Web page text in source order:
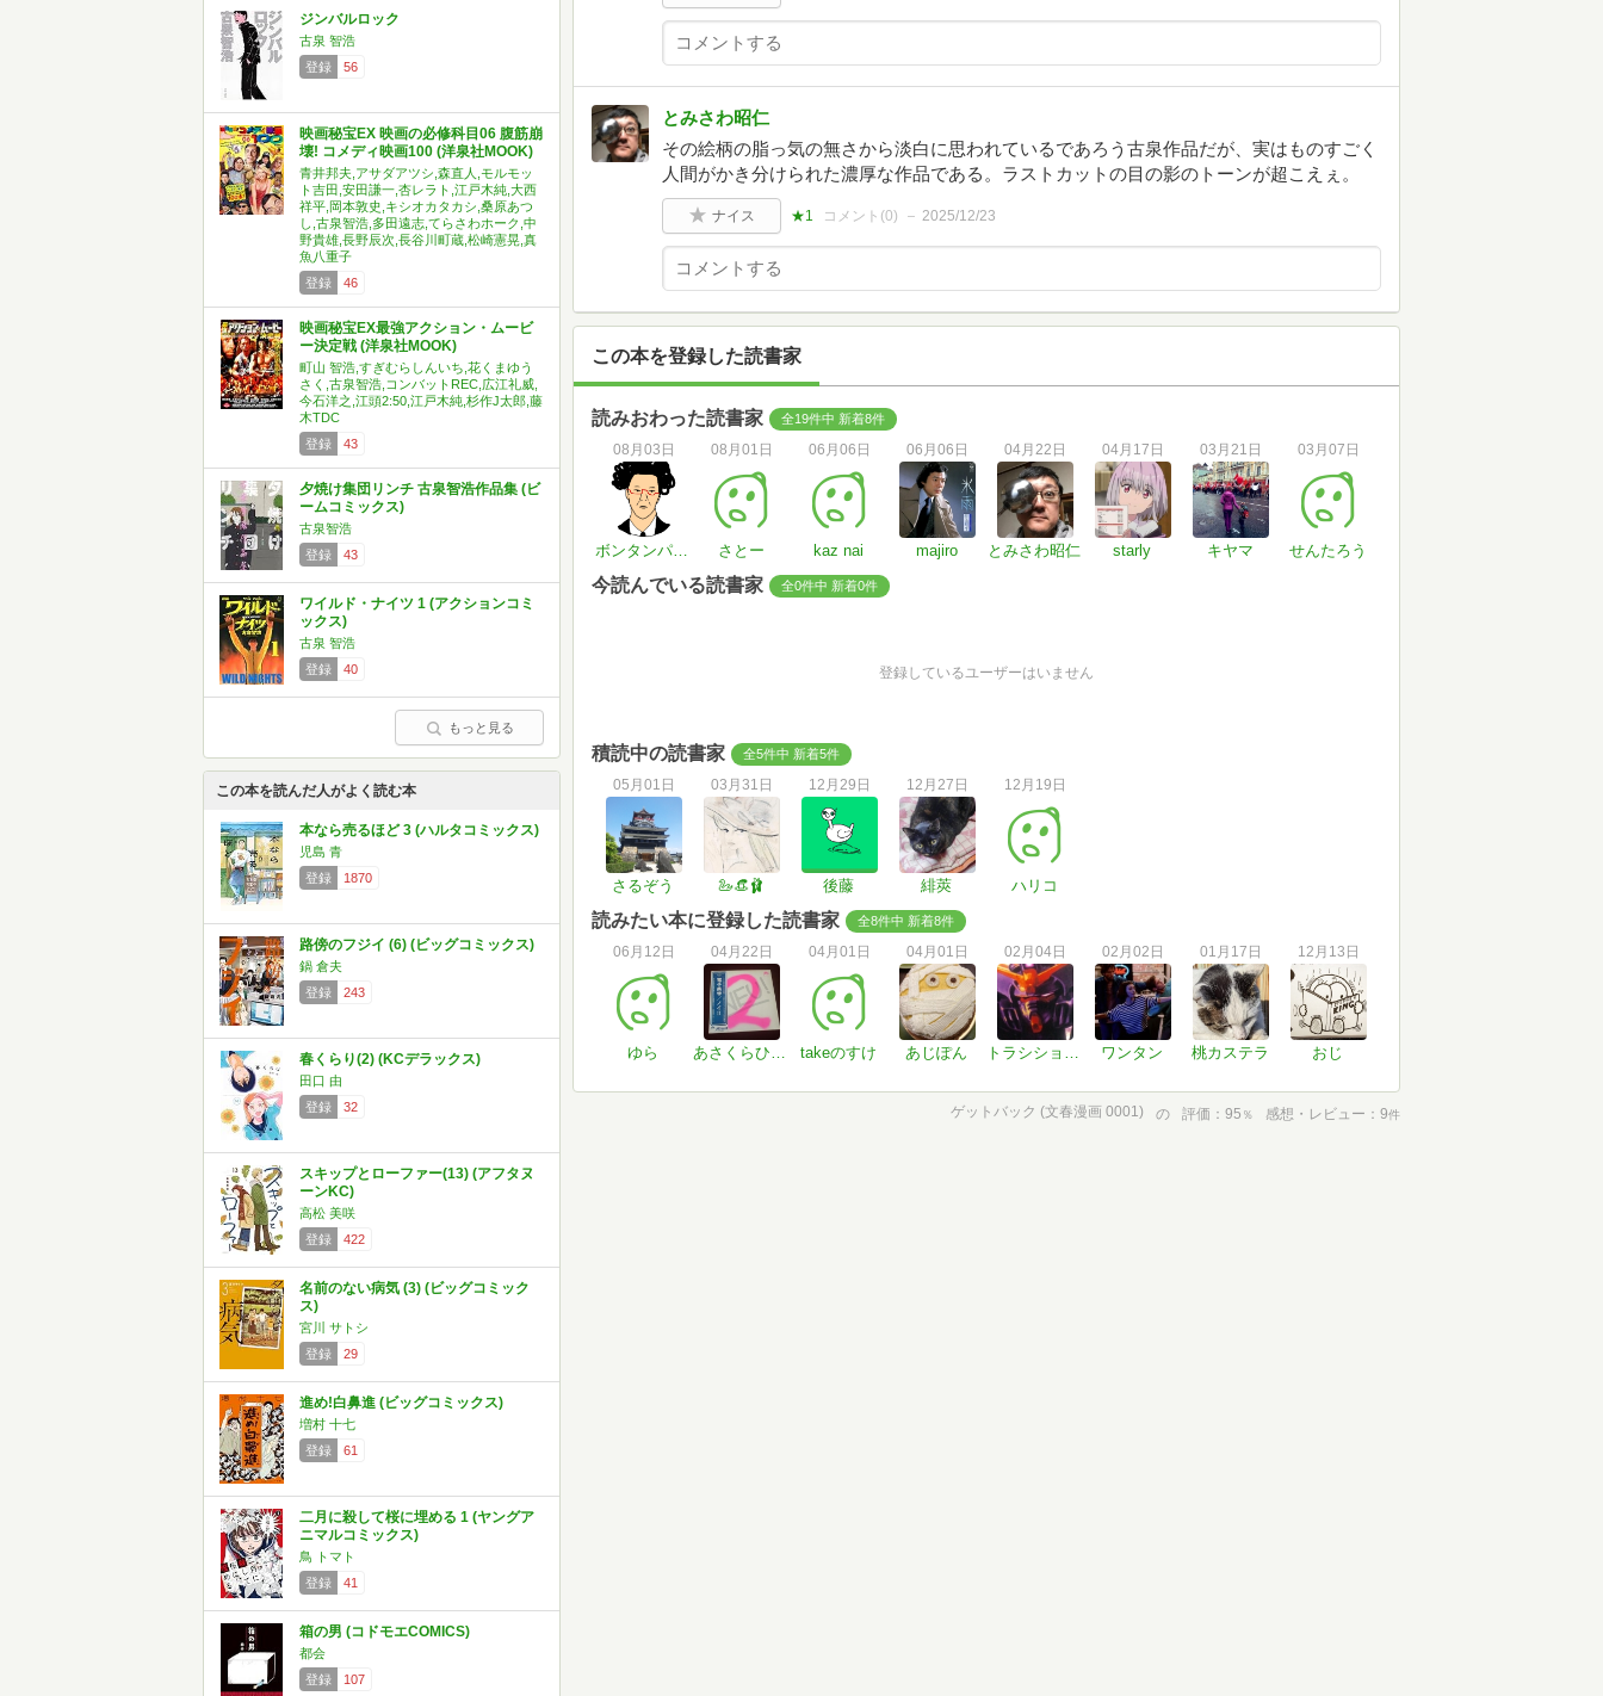
ジンバルロック
古泉 智浩
登録
56
映画秘宝EX 映画の必修科目06 腹筋崩
壊! コメディ映画100 (洋泉社MOOK)
青井邦夫,アサダアツシ,森直人,モルモッ
ト吉田,安田謙一,杏レラト,江戸木純,大西
祥平,岡本敦史,キシオカタカシ,桑原あつ
し,古泉智浩,多田遠志,てらさわホーク,中
野貴雄,長野辰次,長谷川町蔵,松崎憲晃,真
魚八重子
登録
46
映画秘宝EX最強アクション・ムービ
ー決定戦 (洋泉社MOOK)
町山 智浩,すぎむらしんいち,花くまゆう
さく,古泉智浩,コンバットREC,広江礼威,
今石洋之,江頭2:50,江戸木純,杉作J太郎,藤
木TDC
登録
43
夕焼け集団リンチ 古泉智浩作品集 (ビ
ームコミックス)
古泉智浩
登録
43
ワイルド・ナイツ 1 (アクションコミ
ックス)
古泉 智浩
登録
40
もっと見る
この本を読んだ人がよく読む本
本なら売るほど 3 (ハルタコミックス)
児島 青
登録
1870
路傍のフジイ (6) (ビッグコミックス)
鍋 倉夫
登録
243
春くらり(2) (KCデラックス)
田口 由
登録
32
スキップとローファー(13) (アフタヌ
ーンKC)
高松 美咲
登録
422
名前のない病気 (3) (ビッグコミック
ス)
宮川 サトシ
登録
29
進め!白鼻進 (ビッグコミックス)
増村 十七
登録
61
二月に殺して桜に埋める 1 (ヤングア
ニマルコミックス)
鳥 トマト
登録
41
箱の男 (コドモエCOMICS)
都会
登録
107
とみさわ昭仁
その絵柄の脂っ気の無さから淡白に思われているであろう古泉作品だが、実はものすごく
人間がかき分けられた濃厚な作品である。ラストカットの目の影のトーンが超こえぇ。
ナイス ★1 コメント(0) 2025/12/23
この本を登録した読書家
読みおわった読書家 全19件中 新着8件
08月03日
ボンタンパンチ
08月01日
さとー
06月06日
kaz nai
06月06日
majiro
04月22日
とみさわ昭仁
04月17日
starly
03月21日
キヤマ
03月07日
せんたろう
今読んでいる読書家 全0件中 新着0件
登録しているユーザーはいません
積読中の読書家 全5件中 新着5件
05月01日
さるぞう
03月31日
🦢👒🩰
12月29日
後藤
12月27日
緋莢
12月19日
ハリコ
読みたい本に登録した読書家 全8件中 新着8件
06月12日
ゆら
04月22日
あさくらひさいち
04月01日
takeのすけ
04月01日
あじぽん
02月04日
トラシショウ。
02月02日
ワンタン
01月17日
桃カステラ
12月13日
おじ
ゲットバック (文春漫画 0001) の 評価 95 ％ 感想・レビュー 9件